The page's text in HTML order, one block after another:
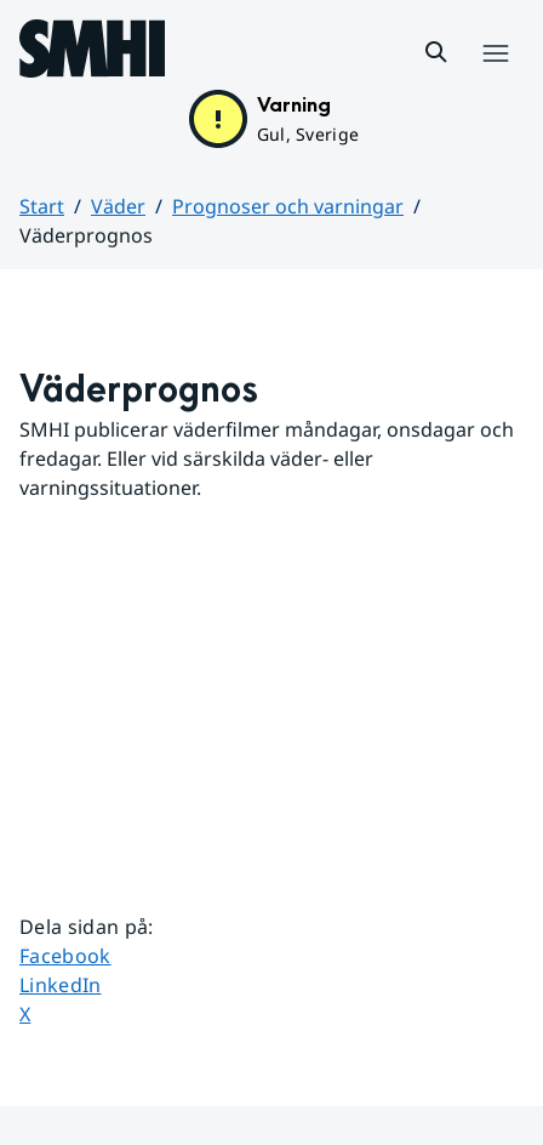
Hoppa till sidans innehåll
Varning
Gul, Sverige
Start Väder
Prognoser och varningar
Väderprognos
Väderprognos
SMHI publicerar väderfilmer måndagar, onsdagar och
fredagar. Eller vid särskilda väder- eller
varningssituationer.
Dela sidan på:
Dela sidan på
Facebook
Dela sidan på
LinkedIn
Dela sidan på
X